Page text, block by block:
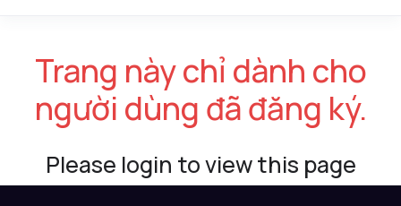
Trang này chỉ dành cho
người dùng đã đăng ký.
Please login to view this page